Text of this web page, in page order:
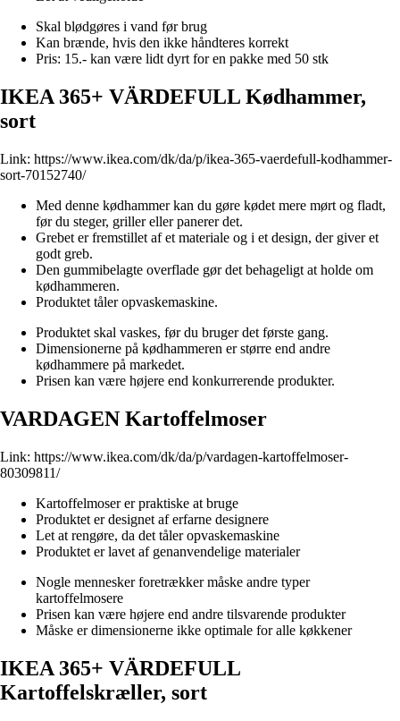
Skal blødgøres i vand før brug
Kan brænde, hvis den ikke håndteres korrekt
Pris: 15.- kan være lidt dyrt for en pakke med 50 stk
IKEA 365+ VÄRDEFULL Kødhammer,
sort
Link: https://www.ikea.com/dk/da/p/ikea-365-vaerdefull-kodhammer-
sort-70152740/
Med denne kødhammer kan du gøre kødet mere mørt og fladt,
før du steger, griller eller panerer det.
Grebet er fremstillet af et materiale og i et design, der giver et
godt greb.
Den gummibelagte overflade gør det behageligt at holde om
kødhammeren.
Produktet tåler opvaskemaskine.
Produktet skal vaskes, før du bruger det første gang.
Dimensionerne på kødhammeren er større end andre
kødhammere på markedet.
Prisen kan være højere end konkurrerende produkter.
VARDAGEN Kartoffelmoser
Link: https://www.ikea.com/dk/da/p/vardagen-kartoffelmoser-
80309811/
Kartoffelmoser er praktiske at bruge
Produktet er designet af erfarne designere
Let at rengøre, da det tåler opvaskemaskine
Produktet er lavet af genanvendelige materialer
Nogle mennesker foretrækker måske andre typer
kartoffelmosere
Prisen kan være højere end andre tilsvarende produkter
Måske er dimensionerne ikke optimale for alle køkkener
IKEA 365+ VÄRDEFULL
Kartoffelskræller, sort